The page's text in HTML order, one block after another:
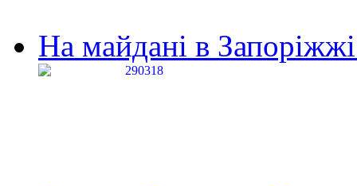
На майдані в